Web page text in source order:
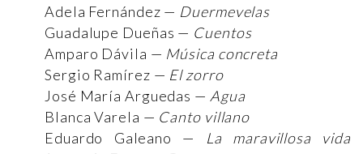
Adela Fernández — Duermevelas
Guadalupe Dueñas — Cuentos
Amparo Dávila — Música concreta
Sergio Ramírez — El zorro
José María Arguedas — Agua
Blanca Varela — Canto villano
Eduardo Galeano — La maravillosa vida